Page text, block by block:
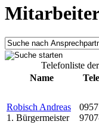
Telefonliste
Name
Robisch Andreas
1. Bürgermeister